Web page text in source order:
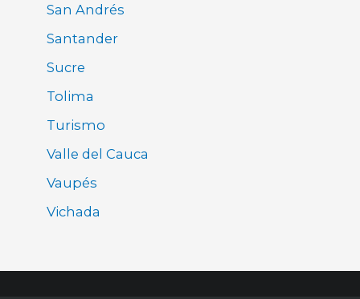
San Andrés
Santander
Sucre
Tolima
Turismo
Valle del Cauca
Vaupés
Vichada